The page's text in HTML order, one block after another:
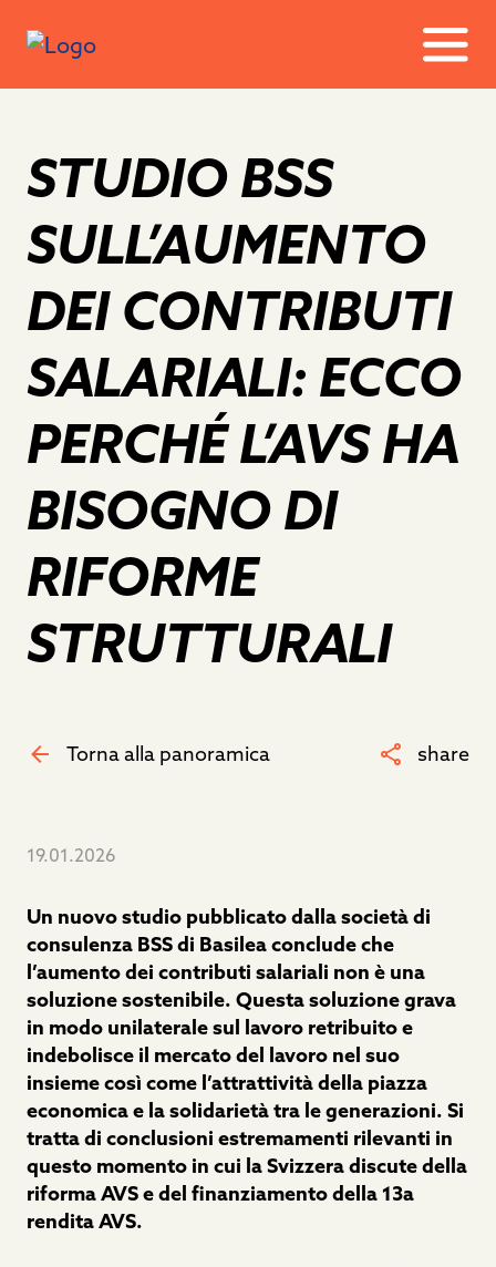
STUDIO BSS
SULL’AUMENTO
DEI CONTRIBUTI
SALARIALI: ECCO
PERCHÉ L’AVS HA
BISOGNO DI
RIFORME
STRUTTURALI
Torna alla panoramica share
19.01.2026
Un nuovo studio pubblicato dalla società di
consulenza BSS di Basilea conclude che
l’aumento dei contributi salariali non è una
soluzione sostenibile. Questa soluzione grava
in modo unilaterale sul lavoro retribuito e
indebolisce il mercato del lavoro nel suo
insieme così come l’attrattività della piazza
economica e la solidarietà tra le generazioni. Si
tratta di conclusioni estremamenti rilevanti in
questo momento in cui la Svizzera discute della
riforma AVS e del finanziamento della 13a
rendita AVS.